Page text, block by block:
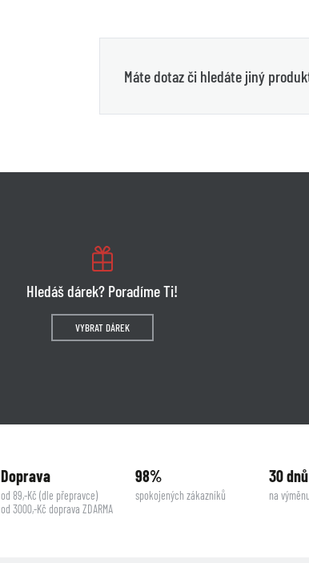
Máte dotaz či hledáte jiný
Hledáš dárek? Poradíme Ti!
VYBRAT DÁREK
Doprava
od 89,-Kč (dle přepravce)
od 3000,-Kč doprava ZDARMA
98%
spokojených zákazníků
30 dnů
na